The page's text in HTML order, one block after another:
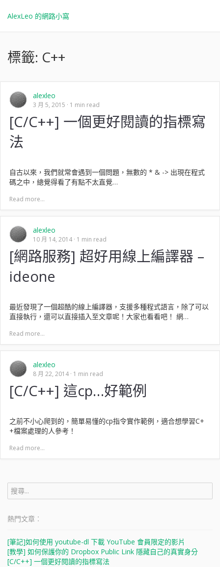
AlexLeo 的網路小窩
標籤: C++
alexleo
3 月 5, 2015 1 min read
[C/C++] 一個更好閱讀的指標寫
法
自古以來，我們就常會遇到一個問題，無數的 * & -> 出現在程式
碼之中，總覺得看了有點不太直覺…
Read more...
alexleo
10 月 14, 2014 1 min read
[網路服務] 超好用線上編譯器 –
ideone
最近發現了一個超酷的線上編譯器，支援多種程式語言，除了可以
直接執行，還可以直接插入至文章呢！大家也看看吧！ 網…
Read more...
alexleo
8 月 22, 2014 1 min read
[C/C++] 這cp…好範例
之前不小心爬到的，簡單易懂的cp指令實作範例，適合想學習C+
+檔案處理的人參考！
Read more...
搜
尋
鍵
熱門文章︰
[筆記]如何使用 youtube-dl 下載 YouTube 會員限定的影片
[教學] 如何保護你的 Dropbox Public Link 隱藏自己的真實身分
[C/C++] 一個更好閱讀的指標寫法